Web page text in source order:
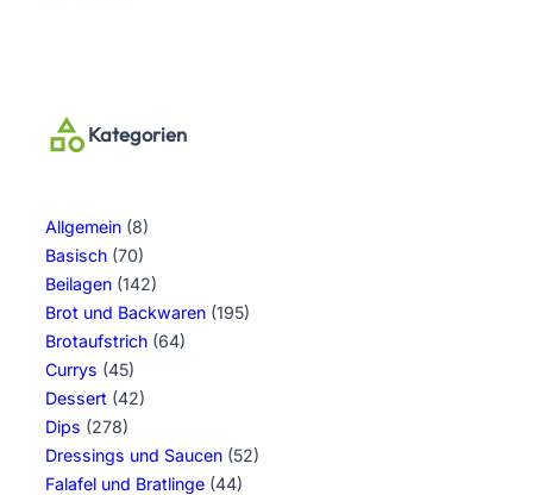
Kategorien
Allgemein (8)
Basisch (70)
Beilagen (142)
Brot und Backwaren (195)
Brotaufstrich (64)
Currys (45)
Dessert (42)
Dips (278)
Dressings und Saucen (52)
Falafel und Bratlinge (44)